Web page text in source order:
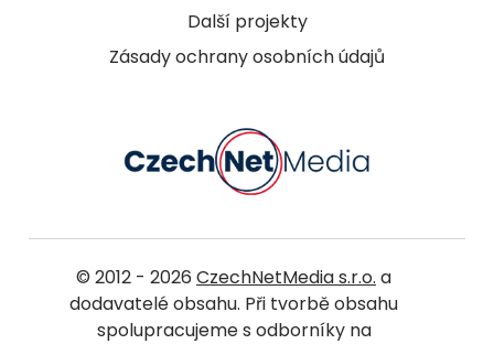
Další projekty
Zásady ochrany osobních údajů
© 2012 - 2026 CzechNetMedia s.r.o. a
dodavatelé obsahu. Při tvorbě obsahu
spolupracujeme s odborníky na